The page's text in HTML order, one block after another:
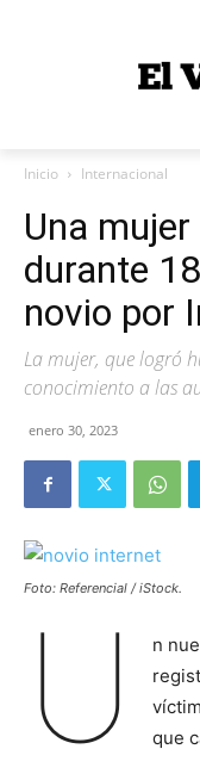
Inicio Internacional
Una
durante
novio por
La mujer, que logró
conocimiento a las
enero 30, 2023
Foto: Referencial / iStock.
U
n
que